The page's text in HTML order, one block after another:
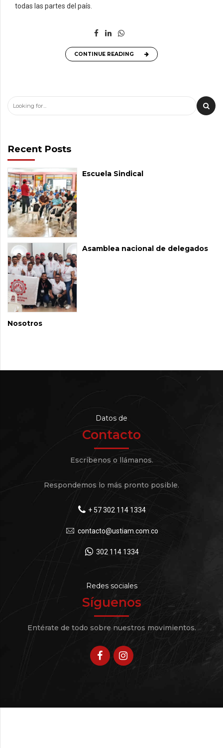
todas las partes del país.
CONTINUE READING
Recent Posts
Escuela Sindical
Asamblea nacional de delegados
Nosotros
Datos de
Contacto
Escríbenos o llámanos.
Respondemos lo más pronto posible.
+ 57 302 114 1334
contacto@ustiam.com.co
302 114 1334
Redes sociales
Síguenos
Entérate de todo sobre nuestros movimientos.